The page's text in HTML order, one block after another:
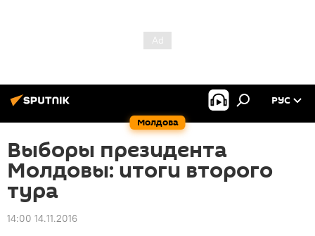
Молдова
РУС
Выборы президента
Молдовы: итоги второго
тура
14:00 14.11.2016